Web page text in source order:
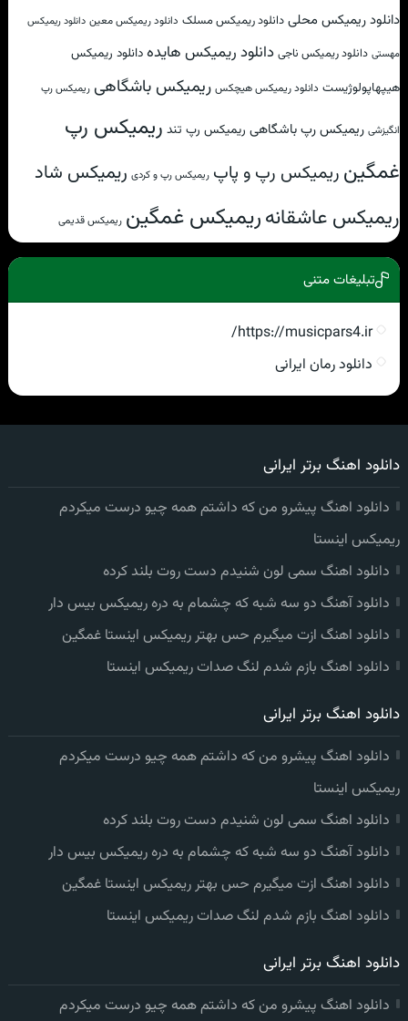
دانلود ریمیکس محلی دانلود ریمیکس مسلک دانلود ریمیکس معین دانلود ریمیکس
مهستی دانلود ریمیکس ناجی دانلود ریمیکس هایدهدانلود ریمیکس
هیپهاپولوژیست دانلود ریمیکس هیچکس ریمیکس باشگاهی ریمیکس رپ
انگیزشی ریمیکس رپ باشگاهی ریمیکس رپ تند ریمیکس رپ
غمگین ریمیکس رپ و پاپ ریمیکس رپ و کردی ریمیکس شاد
ریمیکس عاشقانهریمیکس غمگین ریمیکس قدیمی
تبلیغات متنی
https://musicpars4.ir/
دانلود رمان ایرانی
دانلود اهنگ برتر ایرانی
دانلود اهنگ پیشرو من که داشتم همه چیو درست میکردم
ریمیکس اینستا
دانلود اهنگ سمی لون شنیدم دست روت بلند کرده
دانلود آهنگ دو سه شبه که چشمام به دره ریمیکس بیس دار
دانلود اهنگ ازت میگیرم حس بهتر ریمیکس اینستا غمگین
دانلود اهنگ بازم شدم لنگ صدات ریمیکس اینستا
دانلود اهنگ برتر ایرانی
دانلود اهنگ پیشرو من که داشتم همه چیو درست میکردم
ریمیکس اینستا
دانلود اهنگ سمی لون شنیدم دست روت بلند کرده
دانلود آهنگ دو سه شبه که چشمام به دره ریمیکس بیس دار
دانلود اهنگ ازت میگیرم حس بهتر ریمیکس اینستا غمگین
دانلود اهنگ بازم شدم لنگ صدات ریمیکس اینستا
دانلود اهنگ برتر ایرانی
دانلود اهنگ پیشرو من که داشتم همه چیو درست میکردم